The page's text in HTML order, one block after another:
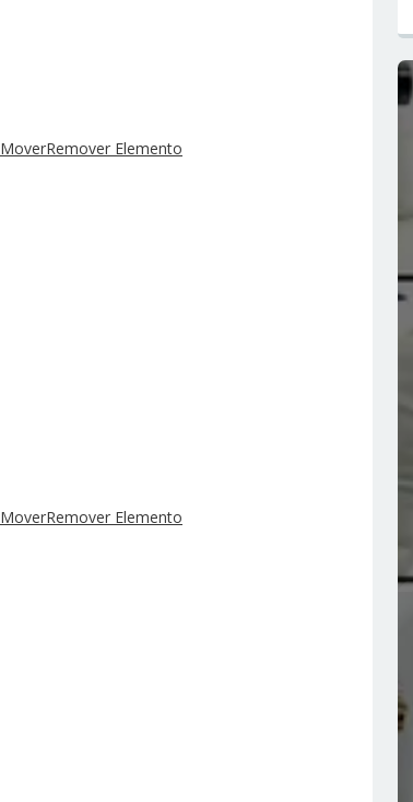
MoverRemover Elemento
MoverRemover Elemento